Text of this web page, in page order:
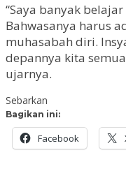
“Saya banyak
Bahwasanya harus
muhasabah diri.
depannya kita
ujarnya.
Sebarkan
Bagikan ini:
Facebook